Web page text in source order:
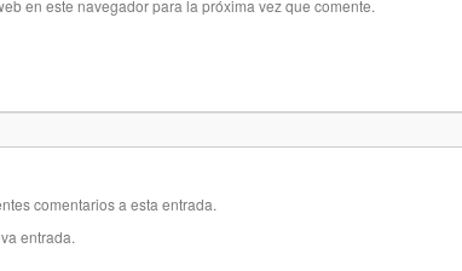
en este navegador para la próxima vez que comente.
comentarios a esta entrada.
entrada.